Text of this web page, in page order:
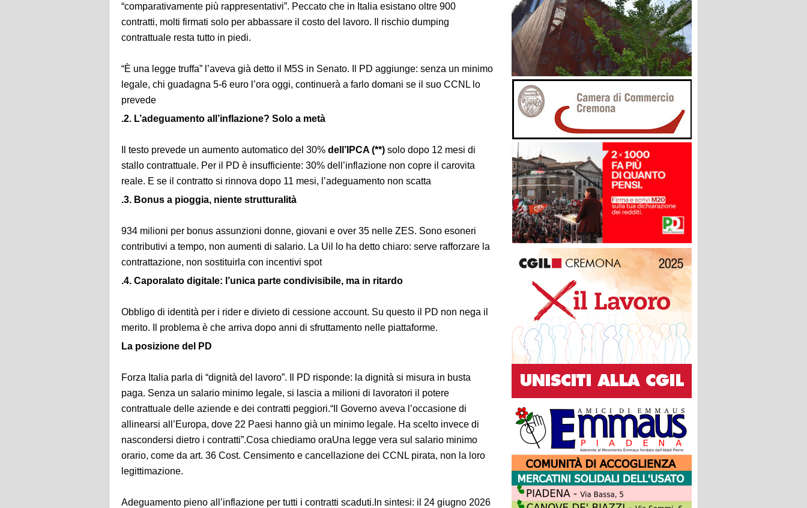
“comparativamente più rappresentativi”. Peccato che in Italia esistano oltre 900
contratti, molti firmati solo per abbassare il costo del lavoro. Il rischio dumping
contrattuale resta tutto in piedi.
“È una legge truffa” l’aveva già detto il M5S in Senato. Il PD aggiunge: senza un minimo
legale, chi guadagna 5-6 euro l’ora oggi, continuerà a farlo domani se il suo CCNL lo
prevede
.2. L’adeguamento all’inflazione? Solo a metà
Il testo prevede un aumento automatico del 30% dell’IPCA (**) solo dopo 12 mesi di
stallo contrattuale. Per il PD è insufficiente: 30% dell’inflazione non copre il carovita
reale. E se il contratto si rinnova dopo 11 mesi, l’adeguamento non scatta
.3. Bonus a pioggia, niente strutturalità
934 milioni per bonus assunzioni donne, giovani e over 35 nelle ZES. Sono esoneri
contributivi a tempo, non aumenti di salario. La Uil lo ha detto chiaro: serve rafforzare la
contrattazione, non sostituirla con incentivi spot
.4. Caporalato digitale: l’unica parte condivisibile, ma in ritardo
Obbligo di identità per i rider e divieto di cessione account. Su questo il PD non nega il
merito. Il problema è che arriva dopo anni di sfruttamento nelle piattaforme.
La posizione del PD
Forza Italia parla di “dignità del lavoro”. Il PD risponde: la dignità si misura in busta
paga. Senza un salario minimo legale, si lascia a milioni di lavoratori il potere
contrattuale delle aziende e dei contratti peggiori.“Il Governo aveva l’occasione di
allinearsi all’Europa, dove 22 Paesi hanno già un minimo legale. Ha scelto invece di
nascondersi dietro i contratti”.Cosa chiediamo oraUna legge vera sul salario minimo
orario, come da art. 36 Cost. Censimento e cancellazione dei CCNL pirata, non la loro
legittimazione.
Adeguamento pieno all’inflazione per tutti i contratti scaduti.In sintesi: il 24 giugno 2026